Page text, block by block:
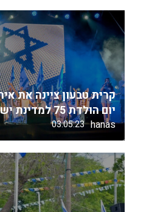
קרית טבעון ציינה את
יום הולדת 75 למדינת ישראל
hanas
03.05.23